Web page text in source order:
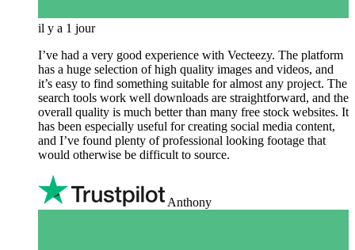
il y a 1 jour
I’ve had a very good experience with Vecteezy. The platform
has a huge selection of high quality images and videos, and
it’s easy to find something suitable for almost any project. The
search tools work well downloads are straightforward, and the
overall quality is much better than many free stock websites. It
has been especially useful for creating social media content,
and I’ve found plenty of professional looking footage that
would otherwise be difficult to source.
Anthony